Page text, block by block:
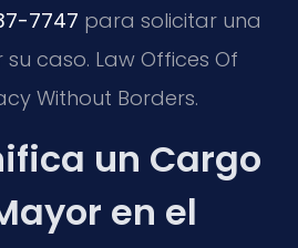
7747 para solicitar una
caso. Law Offices Of
Without Borders.
un Cargo
en el